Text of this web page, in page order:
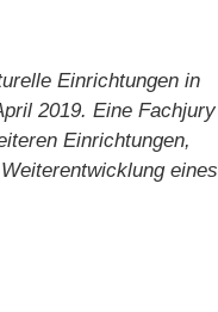
Einrichtungen in
2019. Eine Fachjury
Einrichtungen,
eines